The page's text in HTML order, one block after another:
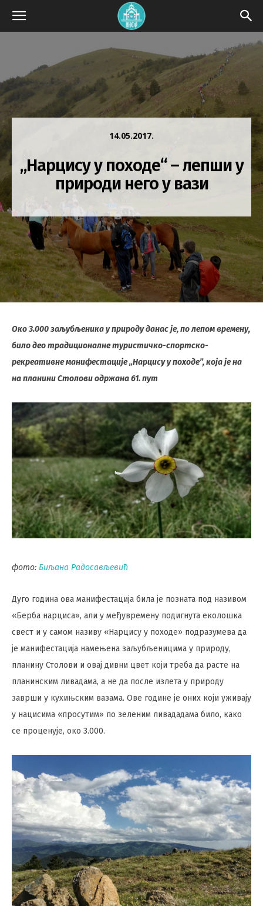
14.05.2017.
„Нарцису у походе“ – лепши у
природи него у вази
Око 3.000 заљубљеника у природу данас је, по лепом времену,
било део традиционалне туристичко-спортско-
рекреативне манифестације „Нарцису у походе”, која је на
на планини Столови одржана 61. пут
фото: Биљана Радосављевић
Дуго година ова манифестација била је позната под називом
«Берба нарциса», али у међувремену подигнута еколошка
свест и у самом називу «Нарцису у походе» подразумева да
је манифестација намењена заљубљеницима у природу,
планину Столови и овај дивни цвет који треба да расте на
планинским ливадама, а не да после излета у природу
заврши у кухињским вазама. Ове године је оних који уживају
у нацисима «просутим» по зеленим ливададама било, како
се проценује, око 3.000.